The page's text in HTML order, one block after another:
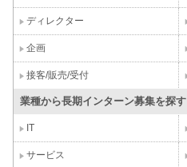
ディレクター
企画
接客/販売/受付
業種から長期インターン募集を探す
IT
サービス